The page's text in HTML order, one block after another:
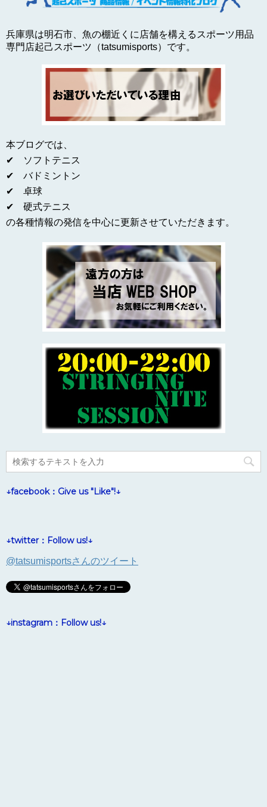
兵庫県は明石市、魚の棚近くに店舗を構えるスポーツ用品
専門店起己スポーツ（tatsumisports）です。
本ブログでは、
✔ ソフトテニス
✔ バドミントン
✔ 卓球
✔ 硬式テニス
の各種情報の発信を中心に更新させていただきます。
↓facebook：Give us "Like"!↓
↓twitter：Follow us!↓
@tatsumisportsさんのツイート
↓instagram：Follow us!↓